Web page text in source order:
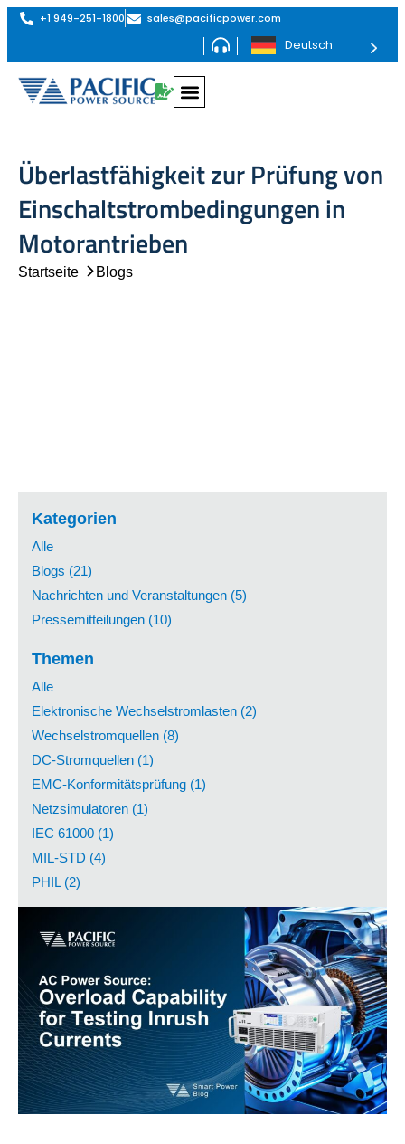
+1 949-251-1800 sales@pacificpower.com
Deutsch
Überlastfähigkeit zur Prüfung von
Einschaltstrombedingungen in
Motorantrieben
Startseite Blogs
Kategorien
Alle
Blogs (21)
Nachrichten und Veranstaltungen (5)
Pressemitteilungen (10)
Themen
Alle
Elektronische Wechselstromlasten (2)
Wechselstromquellen (8)
DC-Stromquellen (1)
EMC-Konformitätsprüfung (1)
Netzsimulatoren (1)
IEC 61000 (1)
MIL-STD (4)
PHIL (2)